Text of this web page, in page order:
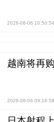
2026-08-06 10:50:54
越南将再
2026-08-06 09:16:58